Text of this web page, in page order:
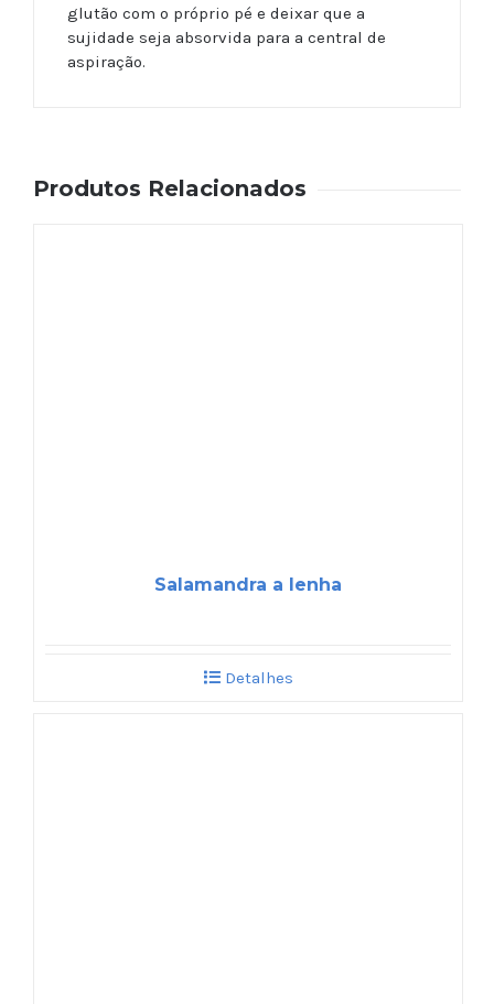
glutão com o próprio pé e deixar que a
sujidade seja absorvida para a central de
aspiração.
Produtos Relacionados
Salamandra a lenha
Detalhes